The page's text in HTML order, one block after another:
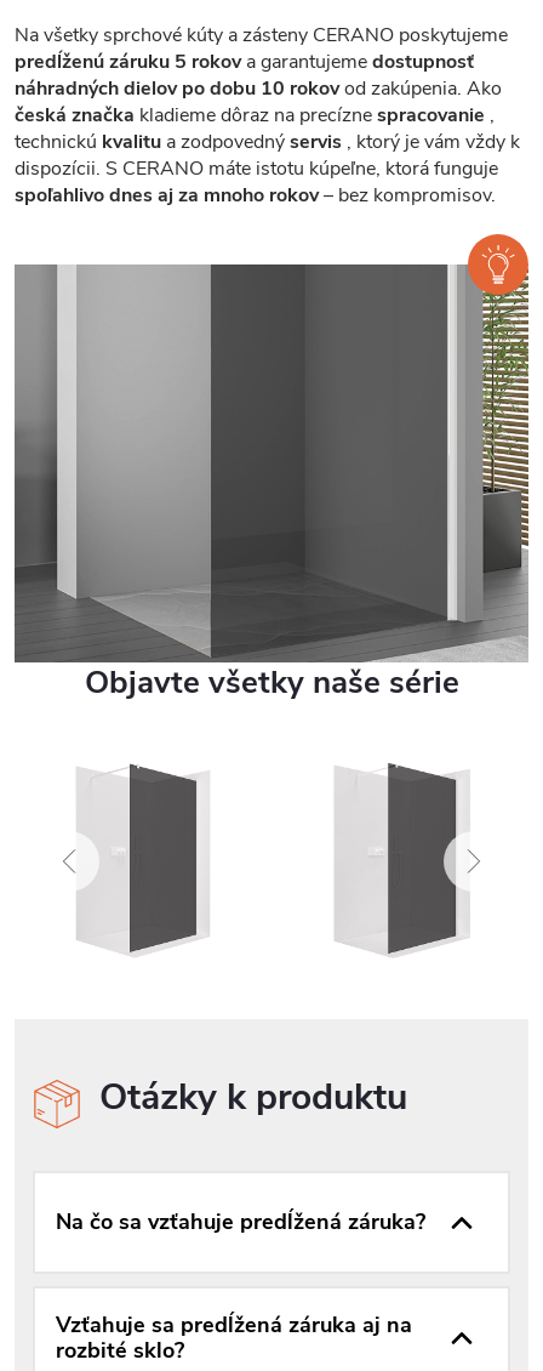
Na všetky sprchové kúty a zásteny CERANO poskytujeme
predĺženú záruku 5 rokova garantujemedostupnosť
náhradných dielov po dobu 10 rokovod zakúpenia. Ako
česká značka kladieme dôraz na precíznespracovanie ,
technickú kvalitu a zodpovednýservis , ktorý je vám vždy k
dispozícii. S CERANO máte istotu kúpeľne, ktorá funguje
spoľahlivo dnes aj za mnoho rokov– bez kompromisov.
Objavte všetky naše série
Otázky k produktu
Na čo sa vzťahuje predĺžená záruka?
Vzťahuje sa predĺžená záruka aj na
rozbité sklo?